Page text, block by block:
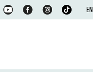
EN